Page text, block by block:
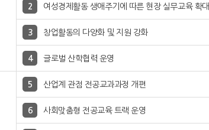
여성경제활동 생애주기에 따른 현장 실무교육 확대
창업활동의 다양화 및 지원 강화
글로벌 산학협력 운영
산업계 관점 전공교과과정 개편
사회맞춤형 전공교육 트랙 운영